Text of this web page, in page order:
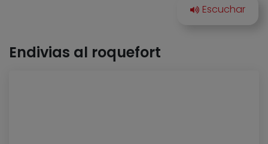
Endivias al roquefort